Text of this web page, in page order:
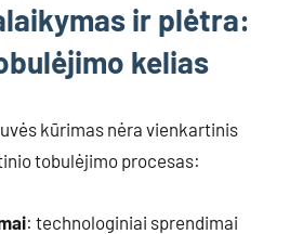
ir plėtra:
kelias
kūrimas nėra vienkartinis
tobulėjimo procesas:
: technologiniai sprendimai